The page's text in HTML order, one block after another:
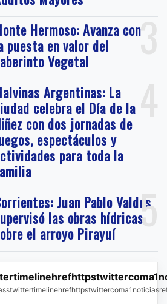
3
Hermoso: Avanza con
puesta en valor del
Vegetal
4
Argentinas: La
celebra el Día de la
con dos jornadas de
espectáculos y
para toda la
5
Juan Pablo Valdés
las obras hídricas
el arroyo Pirayuí